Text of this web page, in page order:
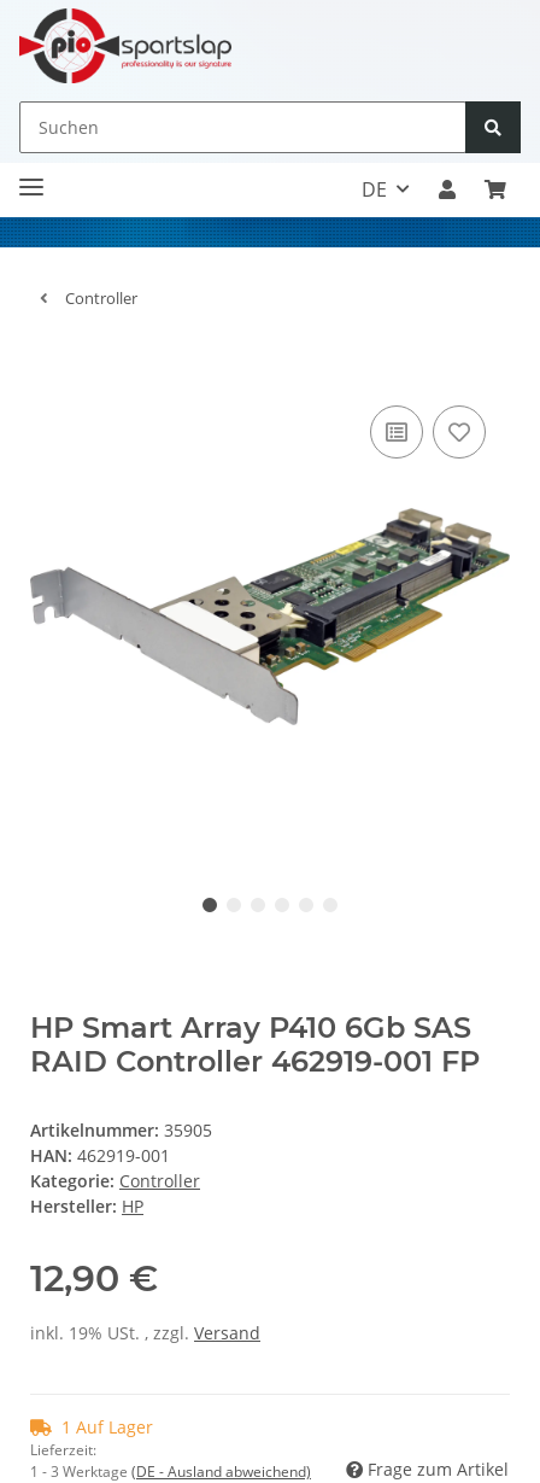
DE
Controller
HP Smart Array P410 6Gb SAS
RAID Controller 462919-001 FP
Artikelnummer: 35905
HAN: 462919-001
Kategorie: Controller
Hersteller: HP
12,90 €
inkl. 19% USt. , zzgl. Versand
1 Auf Lager
Lieferzeit:
1 - 3 Werktage (DE - Ausland abweichend) Frage zum Artikel